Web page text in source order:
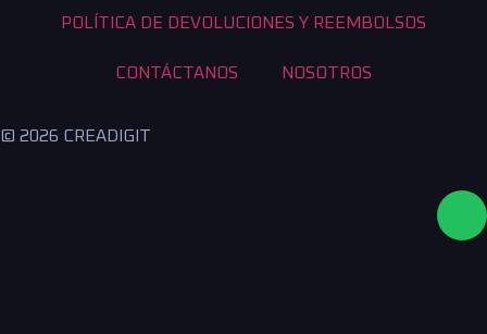
POLÍTICA DE DEVOLUCIONES Y REEMBOLSOS
CONTÁCTANOS NOSOTROS
© 2026 CREADIGIT